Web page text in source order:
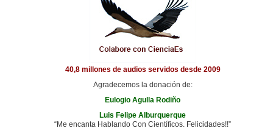
40,8 millones de audios servidos desde 2009
Agradecemos la donación de:
Eulogio Agulla Rodiño
Luis Felipe Alburquerque
“Me encanta Hablando Con Científicos. Felicidades!!”